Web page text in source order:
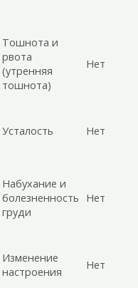
Тошнота и
рвота
(утренняя
тошнота)
Нет
Усталость Нет
Набухание и
болезненность
груди
Нет
Изменение
настроения
Нет